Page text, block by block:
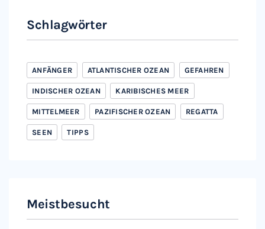
Schlagwörter
ANFÄNGER ATLANTISCHER OZEAN GEFAHREN
INDISCHER OZEAN KARIBISCHES MEER
MITTELMEER PAZIFISCHER OZEAN REGATTA
SEEN TIPPS
Meistbesucht